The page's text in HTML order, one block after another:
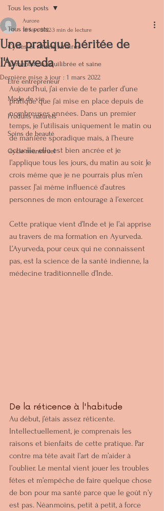
Tous les posts
Cycles et rituels lunaires
Alimentation équilibrée et saine
Etre entrepreneur
Mode de vie
Produits naturels
Soins de beauté
Cycle menstruel
Tous les posts
Une pratique héritée de
l'Ayurveda
Aurore
18 févr. 20223 min de lecture
Dernière mise à jour : 1 mars 2022
Aujourd’hui, j’ai envie de te parler d’une
pratique que j’ai mise en place depuis de
nombreuses années. Dans un premier
temps, je l’utilisais uniquement le matin ou
de manière sporadique mais, à l’heure
actuelle, elle est bien ancrée et je
l’applique tous les jours, du matin au soir. Je
crois même que je ne pourrais plus m’en
passer. J’ai même influencé d’autres
personnes de mon entourage à l’exercer.
Cette pratique vient d’Inde et je l’ai apprise
au travers de ma formation en Ayurveda.
L’Ayurveda, pour ceux qui ne connaissent
pas, est la science de la santé indienne, la
médecine traditionnelle d’Inde.
De la réticence à l'habitude
Au début, j’étais assez réticente.
Intellectuellement, je comprenais les
raisons et bienfaits de cette pratique. Par
contre ma tête avait l’art de m’aider à
l’oublier. Le mental vient jouer les troubles
fêtes et m’empêche de faire quelque chose
de bon pour ma santé parce que le goût n’y
est pas. Néanmoins, petit à petit, à force